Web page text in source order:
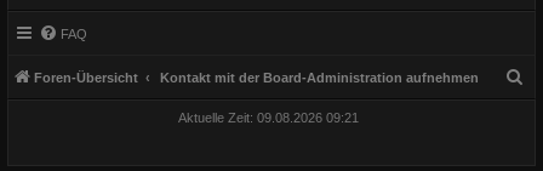
FAQ
Foren-Übersicht Kontakt mit der Board-Administration aufnehmen
Aktuelle Zeit: 09.08.2026 09:21